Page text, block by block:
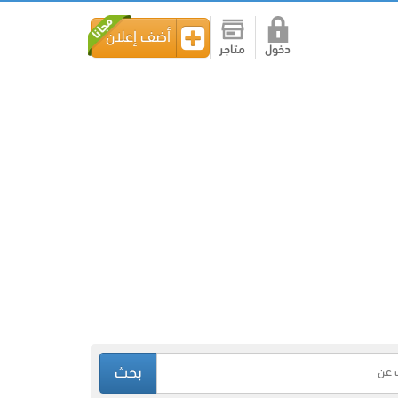
دخول متاجر
أضف إعلان
بحث